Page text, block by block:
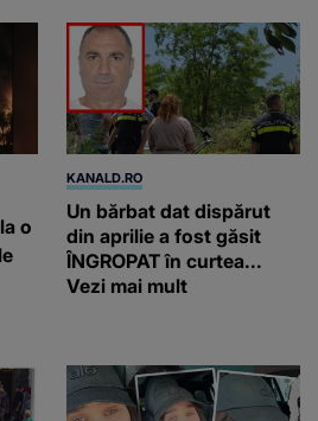
o
KANALD.RO
Un bărbat dat dispărut
din aprilie a fost găsit
ÎNGROPAT în curtea...
Vezi mai mult